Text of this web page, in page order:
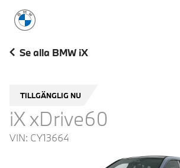
BMW Sverige
Se alla BMW iX
TILLGÄNGLIG NU
iX xDrive60
VIN: CY13664